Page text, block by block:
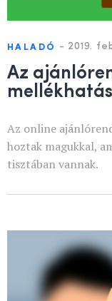
HALADÓ - 2019.
Az
Az online
hoztak magukkal,
tisztában vannak.